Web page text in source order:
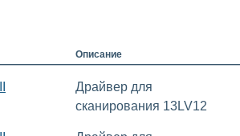
Описание
Драйвер для
сканирования 13LV12